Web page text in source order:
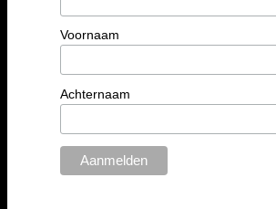
Voornaam
Achternaam